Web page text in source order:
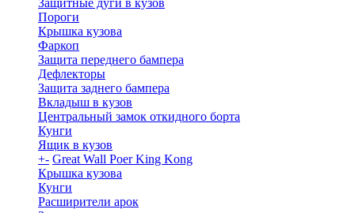
Пороги
Крышка кузова
Фаркоп
Защита переднего бампера
Дефлекторы
Защита заднего бампера
Вкладыш в кузов
Центральный замок откидного борта
Кунги
Ящик в кузов
+- Great Wall Poer King Kong
Крышка кузова
Кунги
Расширители арок